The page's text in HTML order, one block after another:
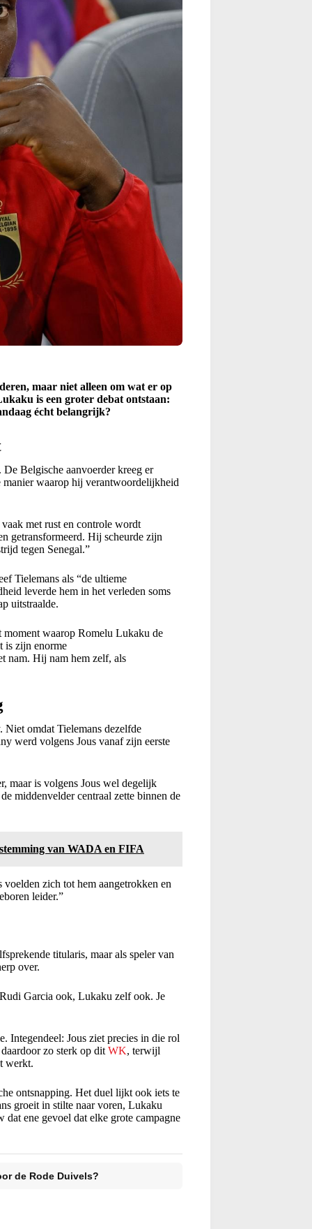
maar niet alleen om wat er op
is een groter debat ontstaan:
écht belangrijk?
Belgische aanvoerder kreeg er
waarop hij verantwoordelijkheid
met rust en controle wordt
getransformeerd. Hij scheurde zijn
tegen Senegal.”
Tielemans als “de ultieme
leverde hem in het verleden soms
uitstraalde.
moment waarop Romelu Lukaku de
is zijn enorme
nam. Hij nam hem zelf, als
omdat Tielemans dezelfde
werd volgens Jous vanaf zijn eerste
maar is volgens Jous wel degelijk
middenvelder centraal zette binnen de
van WADA en FIFA
zich tot hem aangetrokken en
leider.”
titularis, maar als speler van
over.
Garcia ook, Lukaku zelf ook. Je
Integendeel: Jous ziet precies in die rol
zo sterk op dit WK, terwijl
werkt.
ontsnapping. Het duel lijkt ook iets te
groeit in stilte naar voren, Lukaku
ene gevoel dat elke grote campagne
de Rode Duivels?